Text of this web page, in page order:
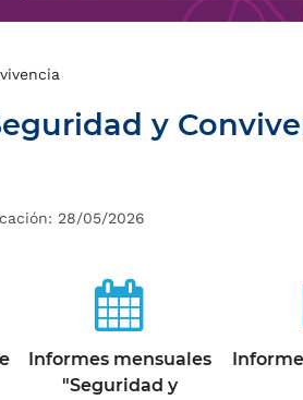
y
28/05/2026
Informes mensuales
"Seguridad y